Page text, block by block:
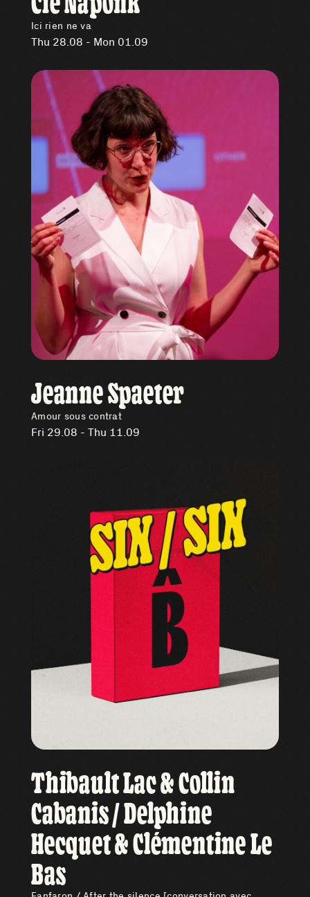
Ici rien ne va
Thu 28.08 - Mon 01.09
Jeanne Spaeter
Amour sous contrat
Fri 29.08 - Thu 11.09
Thibault Lac & Collin
Cabanis / Delphine
Hecquet & Clémentine Le
Bas